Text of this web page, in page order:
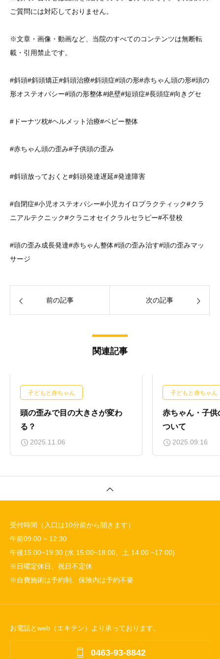
ご質問には対応しておりません。
※文章・画像・動画など、当院のすべてのコンテンツは無断転
載・引用禁止です。
#斜頭#斜頭矯正#斜頭治療#斜頭症#頭の形#赤ちゃん頭の形#頭の
形オステオパシー#頭の形整体#絶壁#短頭症#長頭症#向きグセ
#ドーナツ枕#ヘルメット治療#ベビー整体
#赤ちゃん頭の歪み#子供頭の歪み
#斜頭放っておくと#斜頭発達遅延#発達障害
#自閉症#小児オステオパシー#小児カイロプラクティック#クラ
ニアルテクニック#クラニオセイクラルセラピー#不登校
#頭の歪み成長発達#赤ちゃん整体#頭の歪み治す#頭の歪みマッ
サージ
前の記事 次の記事
関連記事
子どもと赤ちゃん
頭の歪みで目の大きさが変わ
る？
2025.11.06
子どもと赤ちゃん
赤ちゃん・子
ついて
2025.09.16
受付時間（入口は10分前から開きます）
午前09:00 ~ 12:30
午後15:00~19:30 (水 15:00~18:00、土 14:00 ~17:00)
※日曜定休日、祝日不定休
※自費施術は予約制、保険内は予約不要
お電話とweb（エキテン）より承っております。
 0463-93-8842